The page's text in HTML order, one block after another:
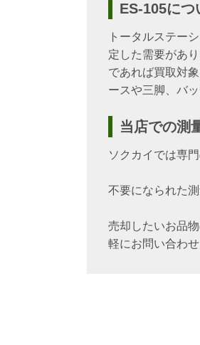
ES-105につ
トータルステー
定した需要があ
であれば買取対
ースや三脚、バ
当店での測
ソクカイでは専
不要になられた
売却したいお品
軽にお問い合わせ